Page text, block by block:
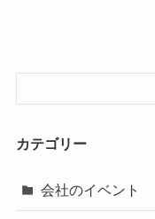
カテゴリー
会社のイベント